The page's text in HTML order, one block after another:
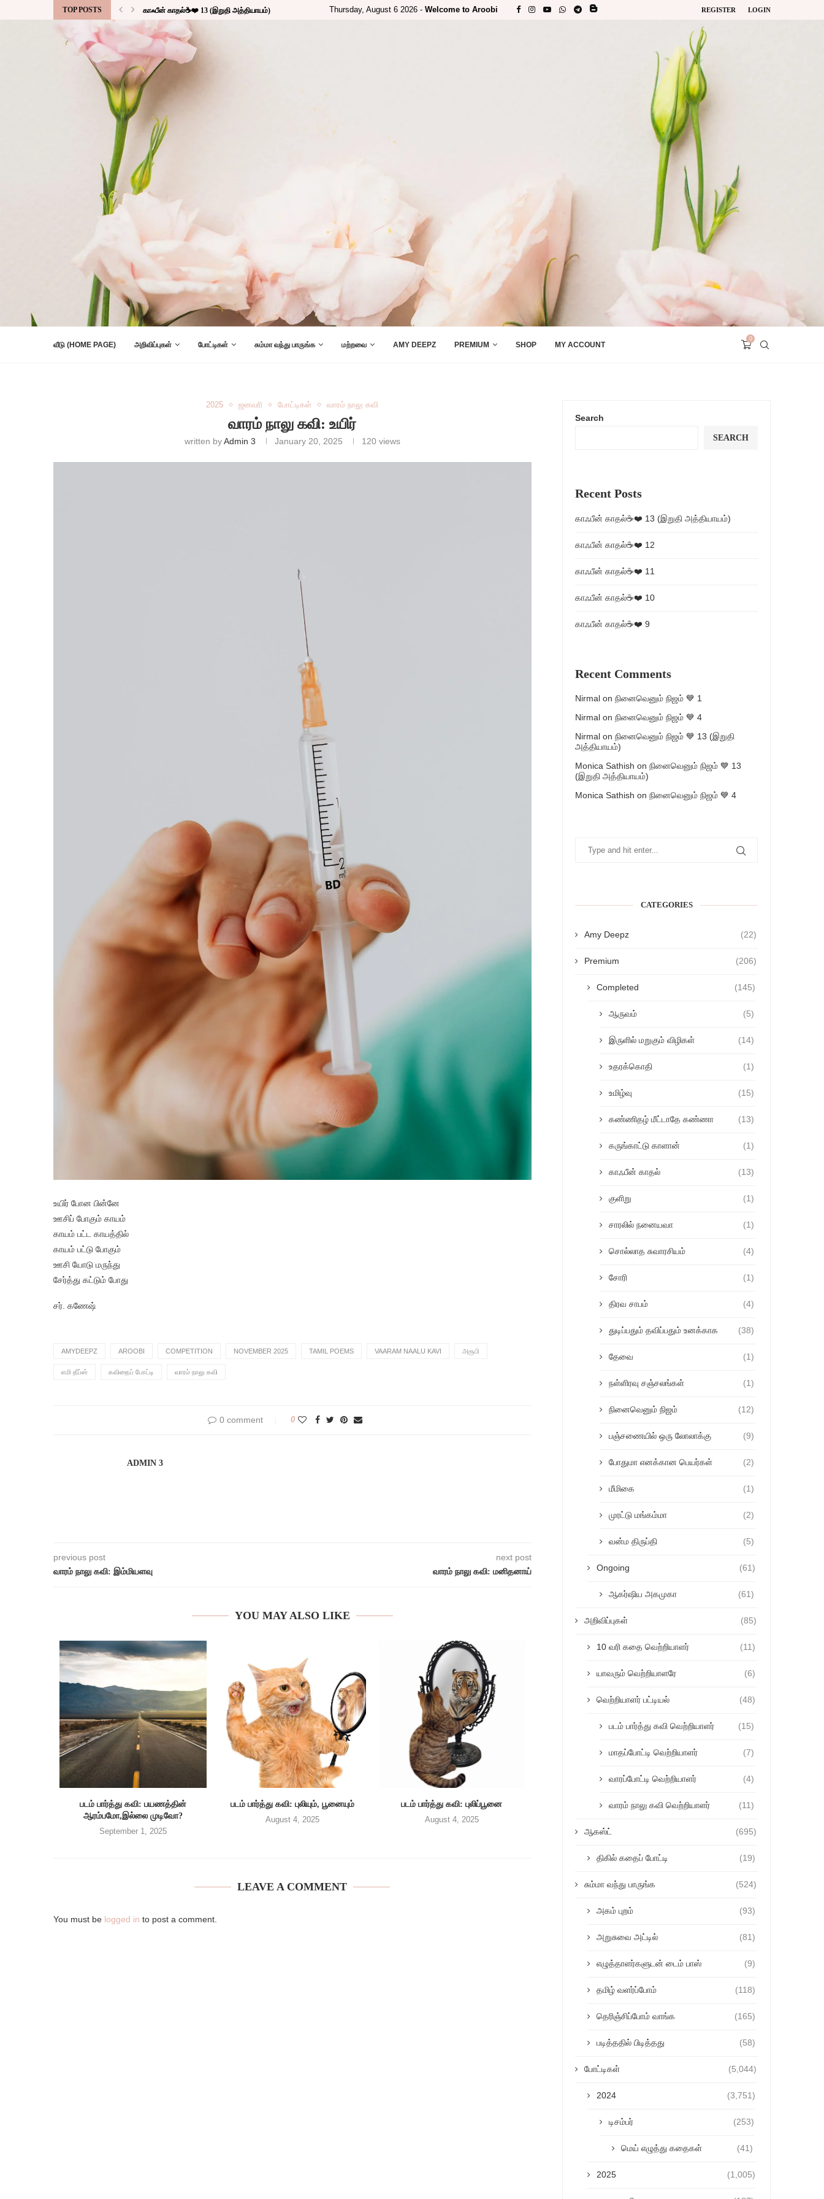
TOP POSTS காஃபீன் காதல்☕❤️ 13 (இறுதி அத்தியாயம்) Thursday, August 6 2026 - Welcome to Aroobi REGISTER LOGIN
வீடு (HOME PAGE) அறிவிப்புகள் போட்டிகள் சும்மா வந்து பாருங்க மற்றவை AMY DEEPZ PREMIUM SHOP MY ACCOUNT
0
2025 ஜனவரி போட்டிகள் வாரம் நாலு கவி
வாரம் நாலு கவி: உயிர்
written byAdmin 3 January 20, 2025 120views
உயிர் போன பின்னே
ஊசிப் போகும் காயம்
காயம் பட்ட காயத்தில்
காயம் பட்டு போகும்
ஊசி யோடு மருந்து
சேர்த்து கட்டும் போது
சர். கணேஷ்
AMYDEEPZ AROOBI COMPETITION NOVEMBER 2025 TAMIL POEMS VAARAM NAALU KAVI அரூபி
எமி தீப்ஸ் கவிதைப் போட்டி வாரம் நாலு கவி
0 comment 0
ADMIN 3
previous post
வாரம் நாலு கவி: இம்மியளவு
next post
வாரம் நாலு கவி: மனிதனாய்
YOU MAY ALSO LIKE
படம் பார்த்து கவி: பயணத்தின்
ஆரம்பமோ,இல்லை முடிவோ?
September 1, 2025
படம் பார்த்து கவி: புலியும், பூனையும்
August 4, 2025
படம் பார்த்து கவி: புலிப்பூனை
August 4, 2025
LEAVE A COMMENT
You must be logged in to post a comment.
Search
SEARCH
Recent Posts
காஃபீன் காதல்☕❤️ 13 (இறுதி அத்தியாயம்)
காஃபீன் காதல்☕❤️ 12
காஃபீன் காதல்☕❤️ 11
காஃபீன் காதல்☕❤️ 10
காஃபீன் காதல்☕❤️ 9
Recent Comments
Nirmal on நினைவெனும் நிஜம் 💙 1
Nirmal on நினைவெனும் நிஜம் 💙 4
Nirmal on நினைவெனும் நிஜம் 💙 13 (இறுதி
அத்தியாயம்)
Monica Sathish on நினைவெனும் நிஜம் 💙 13
(இறுதி அத்தியாயம்)
Monica Sathish on நினைவெனும் நிஜம் 💙 4
CATEGORIES
Amy Deepz (22)
Premium (206)
Completed (145)
ஆருவம் (5)
இருளில் மறுகும் விழிகள் (14)
உதரக்கொதி (1)
உமிழ்வு (15)
கண்ணிதழ் மீட்டாதே கண்ணா (13)
கருங்காட்டு காளான் (1)
காஃபீன் காதல் (13)
குளிறு (1)
சாரலில் நனையவா (1)
சொல்லாத சுவாரசியம் (4)
சோரி (1)
திரவ சாபம் (4)
துடிப்பதும் தவிப்பதும் உனக்காக (38)
தேவை (1)
நள்ளிரவு சஞ்சலங்கள் (1)
நினைவெனும் நிஜம் (12)
பஞ்சணையில் ஒரு லோலாக்கு (9)
போதுமா எனக்கான பெயர்கள் (2)
மீமிகை (1)
முரட்டு மங்கம்மா (2)
வன்ம திருப்தி (5)
Ongoing (61)
ஆகர்ஷிய அகமுகா (61)
அறிவிப்புகள் (85)
10 வரி கதை வெற்றியாளர் (11)
யாவரும் வெற்றியாளரே (6)
வெற்றியாளர் பட்டியல் (48)
படம் பார்த்து கவி வெற்றியாளர் (15)
மாதப்போட்டி வெற்றியாளர் (7)
வாரப்போட்டி வெற்றியாளர் (4)
வாரம் நாலு கவி வெற்றியாளர் (11)
ஆகஸ்ட் (695)
திகில் கதைப் போட்டி (19)
சும்மா வந்து பாருங்க (524)
அகம் புறம் (93)
அறுசுவை அட்டில் (81)
எழுத்தாளர்களுடன் டைம் பாஸ் (9)
தமிழ் வளர்ப்போம் (118)
தெரிஞ்சிப்போம் வாங்க (165)
படித்ததில் பிடித்தது (58)
போட்டிகள் (5,044)
2024 (3,751)
டிசம்பர் (253)
மெய் எழுத்து கதைகள் (41)
2025 (1,005)